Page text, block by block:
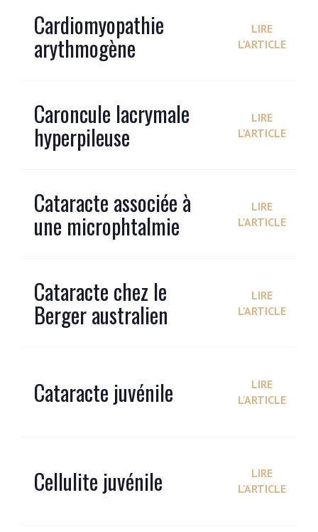
Cardiomyopathie
arythmogène
LIRE
L'ARTICLE
Caroncule lacrymale
hyperpileuse
LIRE
L'ARTICLE
Cataracte associée à
une microphtalmie
LIRE
L'ARTICLE
Cataracte chez le
Berger australien
LIRE
L'ARTICLE
Cataracte juvénile
LIRE
L'ARTICLE
Cellulite juvénile
LIRE
L'ARTICLE